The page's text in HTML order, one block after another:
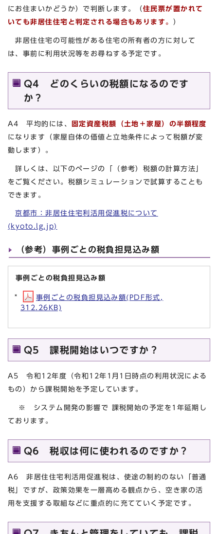
にお住まいかどうか）で判断します。（ 住民票が置かれて
いても非居住住宅と判定される場合もあります。 ）
非居住住宅の可能性がある住宅の所有者の方に対して
は、事前に利用状況等をお尋ねする予定です。
Q4 どのくらいの税額になるのです
か？
A4 平均的には、 固定資産税額（土地＋家屋）の半額程度
になります（家屋自体の価値と立地条件によって税額が変
動します）。
詳しくは、以下のページの「（参考）税額の計算方法」
をご覧ください。税額シミュレーションで試算することも
できます。
京都市：非居住住宅利活用促進税について
(kyoto.lg.jp)
（参考）事例ごとの税負担見込み額
事例ごとの税負担見込み額
事例ごとの税負担見込み額(PDF形式,
312.26KB)
Q5 課税開始はいつですか？
A5 令和12年度（令和12年1月1日時点の利用状況による
もの）から課税開始を予定しています。
※ システム開発の影響で 課税開始の予定を1年延期し
ております。
Q6 税収は何に使われるのですか？
A6 非居住住宅利活用促進税は、使途の制約のない「普通
税」ですが、政策効果を一層高める観点から、空き家の活
用を支援する取組などに重点的に充てていく予定です。